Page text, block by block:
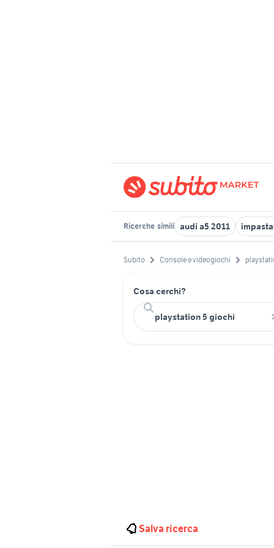
Ricerche simili audi a5 2011
Subito Console e videogiochi
Cosa cerchi?
Salva ricerca